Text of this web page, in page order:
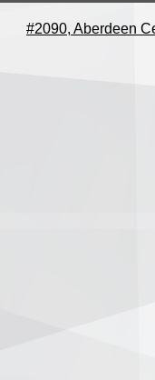
#2090, Aberdeen